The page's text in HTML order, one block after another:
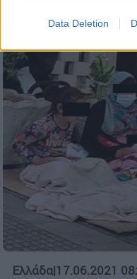
Data Deletion
Ελλάδα|17.06.2021